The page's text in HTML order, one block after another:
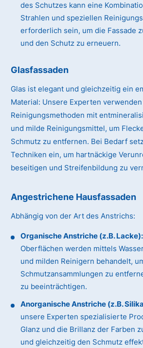
des Schutzes kann eine
Strahlen und speziellen
erforderlich sein, um die Fassade
und den Schutz zu erneuern.
Glasfassaden
Glas ist elegant und gleichzeitig ein
Material: Unsere Experten verwenden
Reinigungsmethoden mit
und milde Reinigungsmittel, um
Schmutz zu entfernen. Bei Bedarf
Techniken ein, um hartnäckige
beseitigen und Streifenbildung zu
Angestrichene Hausfassaden
Abhängig von der Art des Anstrichs:
Organische Anstriche (z.B. Lacke):
Oberflächen werden mittels
und milden Reinigern behandelt,
Schmutzansammlungen zu
zu beeinträchtigen.
Anorganische Anstriche (z.B.
unsere Experten spezialisierte
Glanz und die Brillanz der Farben
und gleichzeitig den Schmutz